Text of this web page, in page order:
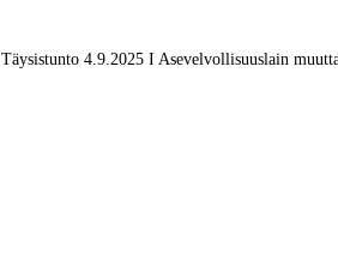
Täysistunto 4.9.2025 I Asevelvollisuuslain